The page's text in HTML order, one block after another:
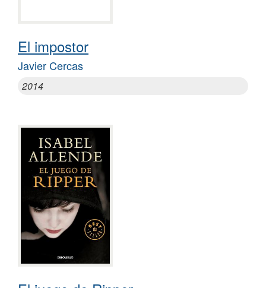
El impostor
Javier Cercas
2014